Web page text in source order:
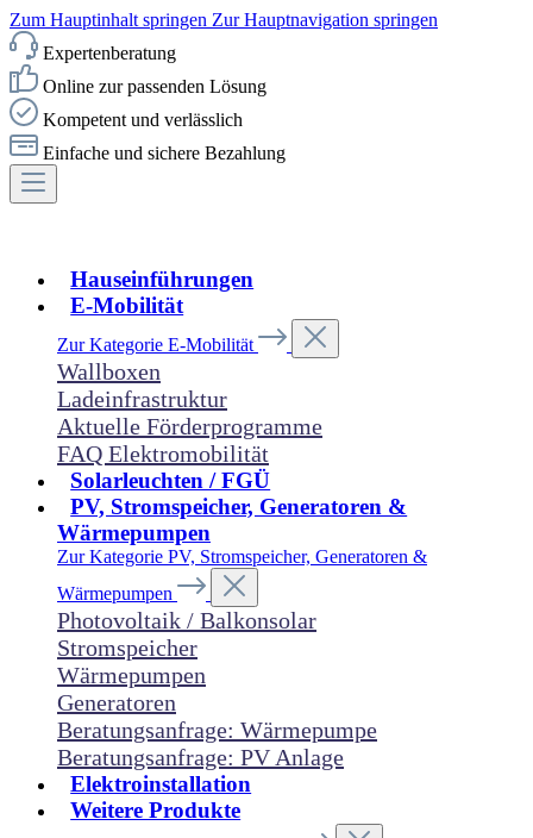
Zum Hauptinhalt springen Zur Hauptnavigation springen
Expertenberatung
Online zur passenden Lösung
Kompetent und verlässlich
Einfache und sichere Bezahlung
Hauseinführungen
E-Mobilität
Zur Kategorie E-Mobilität
Wallboxen
Ladeinfrastruktur
Aktuelle Förderprogramme
FAQ Elektromobilität
Solarleuchten / FGÜ
PV, Stromspeicher, Generatoren &
Wärmepumpen
Zur Kategorie PV, Stromspeicher, Generatoren &
Wärmepumpen
Photovoltaik / Balkonsolar
Stromspeicher
Wärmepumpen
Generatoren
Beratungsanfrage: Wärmepumpe
Beratungsanfrage: PV Anlage
Elektroinstallation
Weitere Produkte